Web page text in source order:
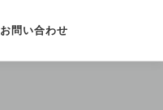
お問い合わせ